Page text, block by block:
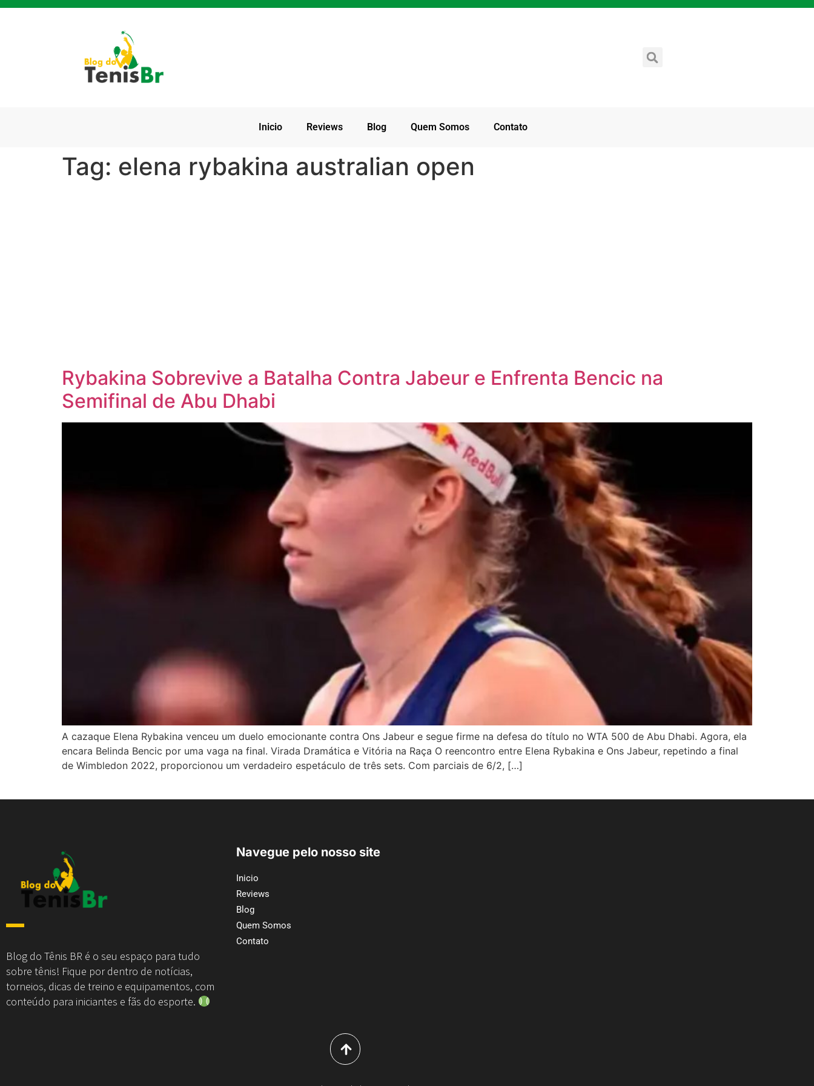
Inicio Reviews Blog Quem Somos Contato
Tag: elena rybakina australian open
Rybakina Sobrevive a Batalha Contra Jabeur e Enfrenta Bencic na
Semifinal de Abu Dhabi
A cazaque Elena Rybakina venceu um duelo emocionante contra Ons Jabeur e segue firme na defesa do título no WTA 500 de Abu Dhabi. Agora, ela
encara Belinda Bencic por uma vaga na final. Virada Dramática e Vitória na Raça O reencontro entre Elena Rybakina e Ons Jabeur, repetindo a final
de Wimbledon 2022, proporcionou um verdadeiro espetáculo de três sets. Com parciais de 6/2, […]
Blog do Tênis BR é o seu espaço para tudo
sobre tênis! Fique por dentro de notícias,
torneios, dicas de treino e equipamentos, com
conteúdo para iniciantes e fãs do esporte.
Navegue pelo nosso site
Inicio
Reviews
Blog
Quem Somos
Contato